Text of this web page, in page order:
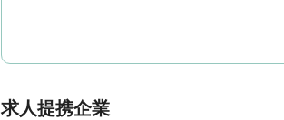
求人提携企業